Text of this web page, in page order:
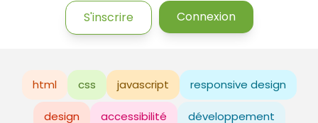
S'inscrire Connexion
html css javascript responsive design
design accessibilité développement